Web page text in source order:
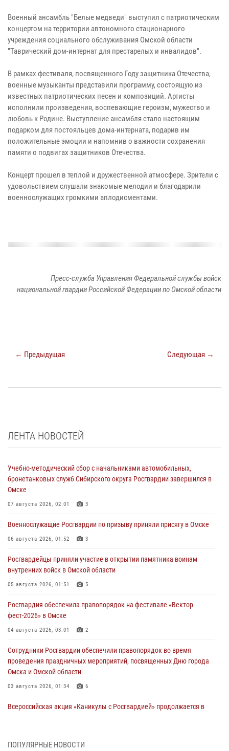
Военный ансамбль "Белые медведи" выступил с патриотическим
концертом на территории автономного стационарного
учреждения социального обслуживания Омской области
"Таврический дом-интернат для престарелых и инвалидов".
В рамках фестиваля, посвященного Году защитника Отечества,
военные музыканты представили программу, состоящую из
известных патриотических песен и композиций. Артисты
исполнили произведения, воспевающие героизм, мужество и
любовь к Родине. Выступление ансамбля стало настоящим
подарком для постояльцев дома-интерната, подарив им
положительные эмоции и напомнив о важности сохранения
памяти о подвигах защитников Отечества.
Концерт прошел в теплой и дружественной атмосфере. Зрители с
удовольствием слушали знакомые мелодии и благодарили
военнослужащих громкими аплодисментами.
Пресс-служба Управления Федеральной службы войск
национальной гвардии Российской Федерации по Омской области
← Предыдущая Следующая →
ЛЕНТА НОВОСТЕЙ
Учебно-методический сбор с начальниками автомобильных,
бронетанковых служб Сибирского округа Росгвардии завершился в
Омске
07 августа 2026, 02:01 3
Военнослужащие Росгвардии по призыву приняли присягу в Омске
06 августа 2026, 01:52 3
Росгвардейцы приняли участие в открытии памятника воинам
внутренних войск в Омской области
05 августа 2026, 01:51 5
Росгвардия обеспечила правопорядок на фестивале «Вектор
фест-2026» в Омске
04 августа 2026, 03:01 2
Сотрудники Росгвардии обеспечили правопорядок во время
проведения праздничных мероприятий, посвященных Дню города
Омска и Омской области
03 августа 2026, 01:34 6
Всероссийская акция «Каникулы с Росгвардией» продолжается в
ПОПУЛЯРНЫЕ НОВОСТИ